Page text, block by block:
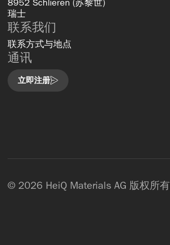
8952 Schlieren (苏黎世)
瑞士
联系我们
联系方式与地点
通讯
立即注册
© 2026 HeiQ Materials AG 版权所有